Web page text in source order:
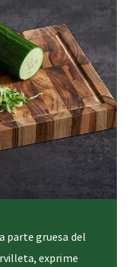
parte gruesa del
exprime